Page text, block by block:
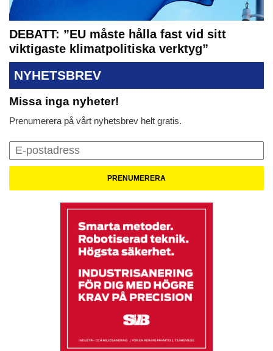
DEBATT: ”EU måste hålla fast vid sitt
viktigaste klimatpolitiska verktyg”
NYHETSBREV
Missa inga nyheter!
Prenumerera på vårt nyhetsbrev helt gratis.